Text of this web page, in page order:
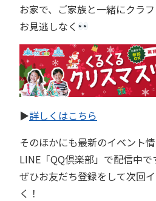
お家で、ご家族と一緒にクラ
お見逃しなく
▶︎詳しくはこちら
そのほかにも最新のイベント
LINE「QQ倶楽部」で配信中で
ぜひお友だち登録をして次回
く！